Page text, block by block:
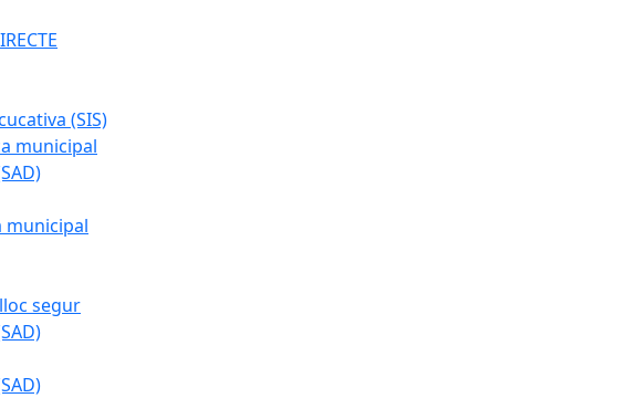
(SIS)
municipal
municipal
segur